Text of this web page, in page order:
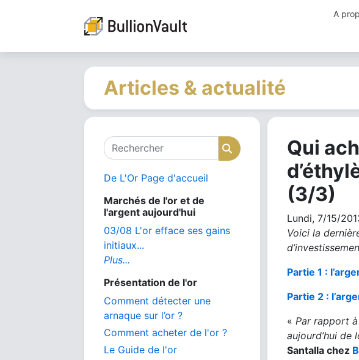
A
Articles & actualité
Rechercher Rechercher
De L'Or Page d'accueil
Marchés de l'or et de
l'argent aujourd'hui
03/08 L'or efface ses gains
initiaux...
Plus...
Présentation de l'or
Comment détecter une
arnaque sur l’or ?
Comment acheter de l'or ?
Le Guide de l'or
Qui
(3/3)
Lundi, 7/15/
Voici la
Partie 1 :
Partie 2 :
« Par rapport à
aujourd’hui de
Santalla chez